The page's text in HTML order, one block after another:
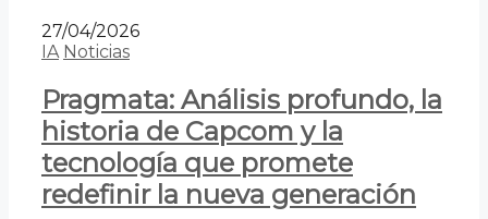
27/04/2026
IA Noticias
Pragmata: Análisis profundo, la
historia de Capcom y la
tecnología que promete
redefinir la nueva generación